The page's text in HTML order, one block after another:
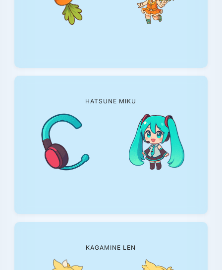
HATSUNE MIKU
KAGAMINE LEN